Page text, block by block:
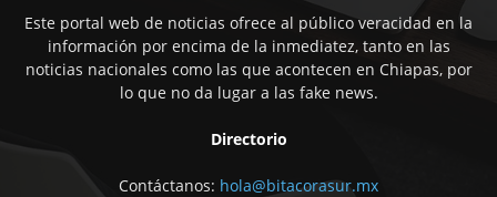
Este portal web de noticias ofrece al público veracidad en la
información por encima de la inmediatez, tanto en las
noticias nacionales como las que acontecen en Chiapas, por
lo que no da lugar a las fake news.
Directorio
Contáctanos: hola@bitacorasur.mx